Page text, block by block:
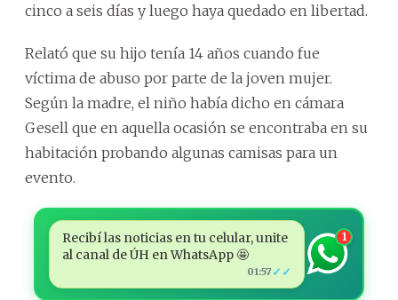
cinco a seis días y luego haya quedado en libertad.
Relató que su hijo tenía 14 años cuando fue
víctima de abuso por parte de la joven mujer.
Según la madre, el niño había dicho en cámara
Gesell que en aquella ocasión se encontraba en su
habitación probando algunas camisas para un
evento.
Recibí las noticias en tu celular, unite
al canal de ÚH en WhatsApp 🤩
01:57 ✓✓
1